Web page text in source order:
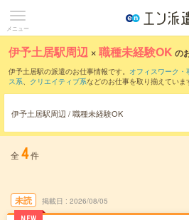
メニュー
伊予土居駅周辺 ×職種未経験OK の
伊予土居駅の派遣のお仕事情報です。 オフィスワーク・
ス系、 クリエイティブ系などのお仕事を取り揃えてい
伊予土居駅周辺 / 職種未経験OK
全 4件
未読 掲載日 2026/08/05